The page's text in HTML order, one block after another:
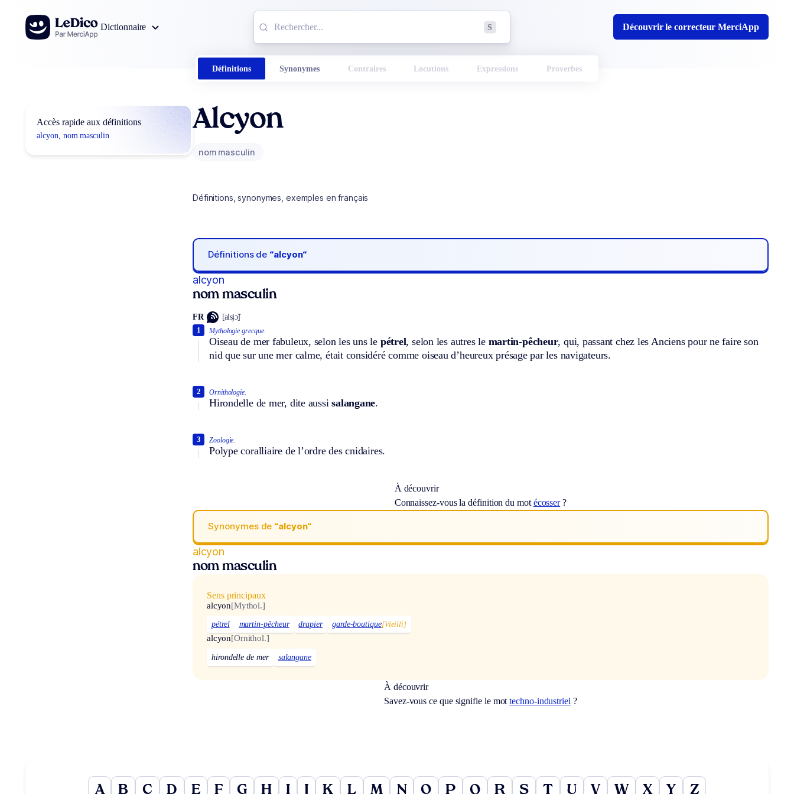
Aller au contenu
Dictionnaire
S Découvrir le correcteur MerciApp
Définitions Synonymes Contraires Locutions Expressions Proverbes
Accès rapide aux définitions
alcyon, nom masculin
Alcyon
nom masculin
Définitions, synonymes, exemples en français
Définitions de “alcyon“
alcyon
nom masculin
FR [alsjɔ̃]
Mythologie grecque.
Oiseau de mer fabuleux, selon les uns le pétrel, selon les autres le martin-pêcheur, qui, passant chez les Anciens pour ne faire son
nid que sur une mer calme, était considéré comme oiseau d’heureux présage par les navigateurs.
1
Ornithologie.
Hirondelle de mer, dite aussisalangane.
2
Zoologie.
Polype coralliaire de l’ordre des cnidaires.
3
À découvrir
Connaissez-vous la définition du mot écosser?
Synonymes de “alcyon“
alcyon
nom masculin
Sens principaux
alcyon[Mythol.]
pétrel martin-pêcheur drapier garde-boutique[Vieilli]
alcyon[Ornithol.]
hirondelle de mer salangane
À découvrir
Savez-vous ce que signifie le mottechno-industriel ?
A B C D E F G H I K L M N O P Q R S T U V W X Y Z